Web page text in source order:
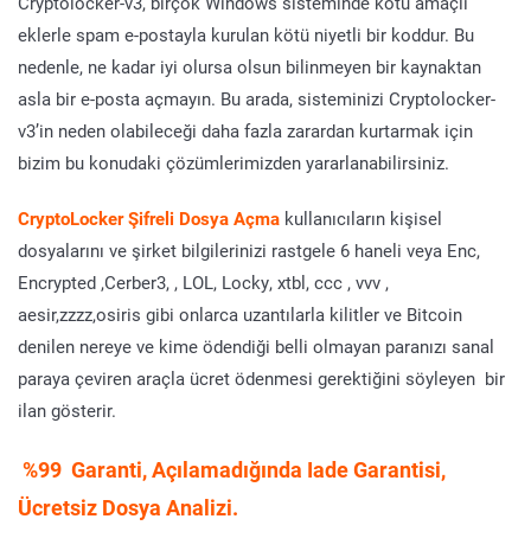
eklerle spam e-postayla kurulan kötü niyetli bir koddur. Bu
nedenle, ne kadar iyi olursa olsun bilinmeyen bir kaynaktan
asla bir e-posta açmayın. Bu arada, sisteminizi Cryptolocker-
v3’in neden olabileceği daha fazla zarardan kurtarmak için
bizim bu konudaki çözümlerimizden yararlanabilirsiniz.
CryptoLocker Şifreli Dosya Açma kullanıcıların kişisel
dosyalarını ve şirket bilgilerinizi rastgele 6 haneli veya Enc,
Encrypted ,Cerber3, , LOL, Locky, xtbl, ccc , vvv ,
aesir,zzzz,osiris gibi onlarca uzantılarla kilitler ve Bitcoin
denilen nereye ve kime ödendiği belli olmayan paranızı sanal
paraya çeviren araçla ücret ödenmesi gerektiğini söyleyen bir
ilan gösterir.
%99 Garanti, Açılamadığında Iade Garantisi,
Ücretsiz Dosya Analizi.